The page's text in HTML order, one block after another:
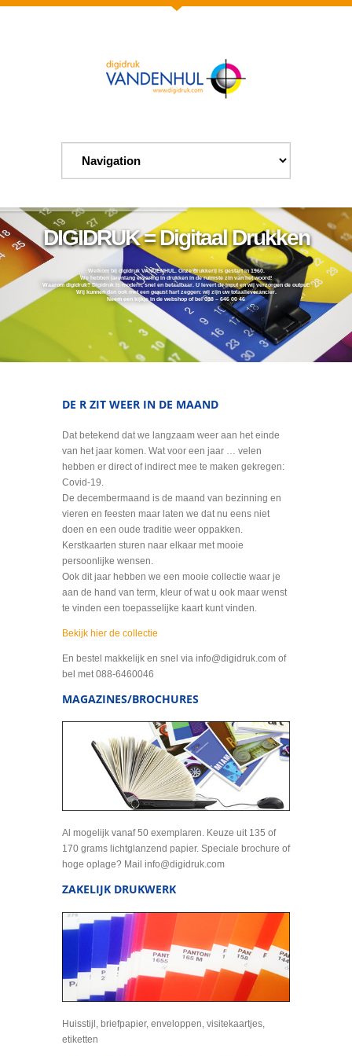
Welkom bij digidruk VANDENHUL. Onze drukkerij is gestart in 1960.
We hebben jarenlang ervaring in drukken in de ruimste zin van het woord!
Waarom digidruk? Digidruk is modern, snel en betaalbaar. U levert de input en wij verzorgen de output!
Wij kunnen dan ook met een gerust hart zeggen: wij zijn uw totaalleverancier.
Neem een kijkje in de webshop of bel 088 – 646 00 46
DIGIDRUK = Digitaal Drukken
DE R ZIT WEER IN DE MAAND
Dat betekend dat we langzaam weer aan het einde
van het jaar komen. Wat voor een jaar … velen
hebben er direct of indirect mee te maken gekregen:
Covid-19.
De decembermaand is de maand van bezinning en
vieren en feesten maar laten we dat nu eens niet
doen en een oude traditie weer oppakken.
Kerstkaarten sturen naar elkaar met mooie
persoonlijke wensen.
Ook dit jaar hebben we een mooie collectie waar je
aan de hand van term, kleur of wat u ook maar wenst
te vinden een toepasselijke kaart kunt vinden.
Bekijk hier de collectie
En bestel makkelijk en snel via info@digidruk.com of
bel met 088-6460046
MAGAZINES/BROCHURES
Al mogelijk vanaf 50 exemplaren. Keuze uit 135 of
170 grams lichtglanzend papier. Speciale brochure of
hoge oplage? Mail info@digidruk.com
ZAKELIJK DRUKWERK
Huisstijl, briefpapier, enveloppen, visitekaartjes,
etiketten